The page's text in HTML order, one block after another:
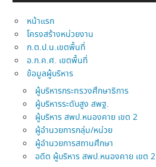
หน้าแรก
โครงสร้างหน่วยงาน
ก.ต.ป.น.เขตพื้นที่
อ.ก.ค.ศ. เขตพื้นที่
ข้อมูลผู้บริหาร
ผู้บริหารกระทรวงศึกษาธิการ
ผู้บริหารระดับสูง สพฐ.
ผู้บริหาร สพป.หนองคาย เขต 2
ผู้อำนวยการกลุ่ม/หน่วย
ผู้อำนวยการสถานศึกษา
อดีต ผู้บริหาร สพป.หนองคาย เขต 2